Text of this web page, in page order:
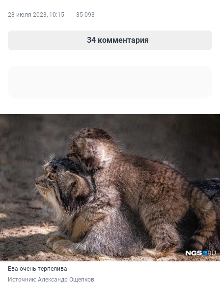
28 июля 2023, 10:15 35 093
34 комментария
Ева очень терпелива
Источник: Александр Ощепков